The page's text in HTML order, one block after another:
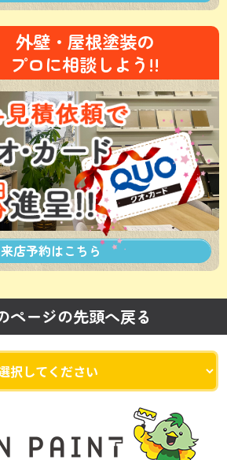
外壁・屋根塗装の
プロに相談しよう!!
来店予約はこちら
ページの先頭へ戻る